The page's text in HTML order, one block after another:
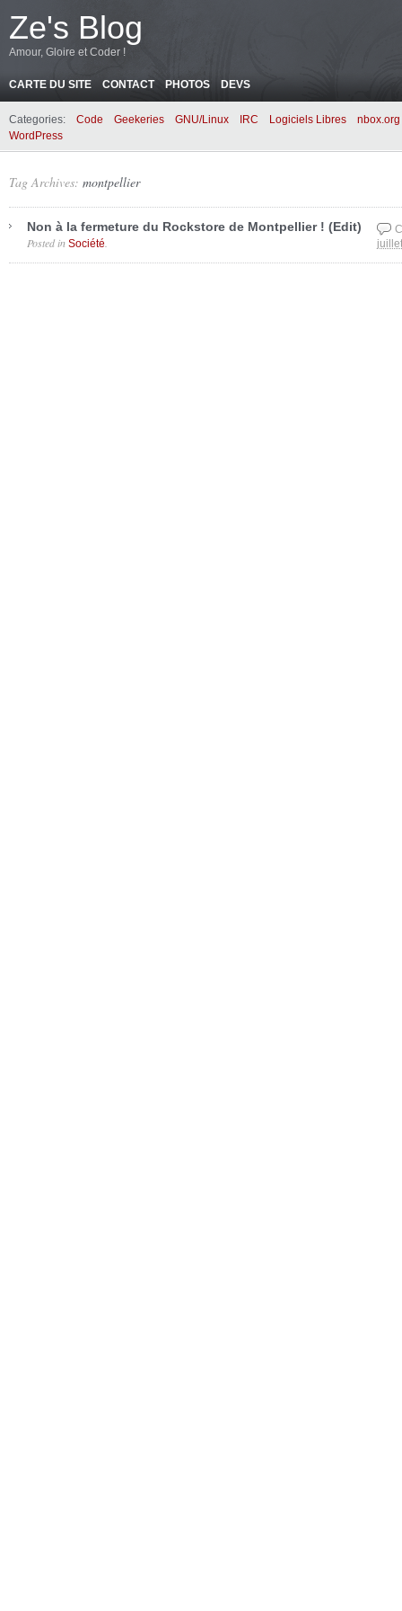
Ze's Blog
Amour, Gloire et Coder !
CARTE DU SITE CONTACT PHOTOS DEVS
Categories: Code Geekeries GNU/Linux IRC Logiciels Libres
nbox.org
WordPress
Tag Archives: montpellier
Non à la fermeture du Rockstore de Montpellier ! (Edit)
Posted in Société